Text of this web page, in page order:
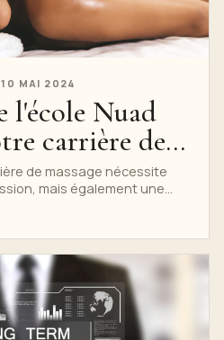
10 MAI 2024
l'école Nuad
carrière de
de massage nécessite
mais également une
Nuad Thai...